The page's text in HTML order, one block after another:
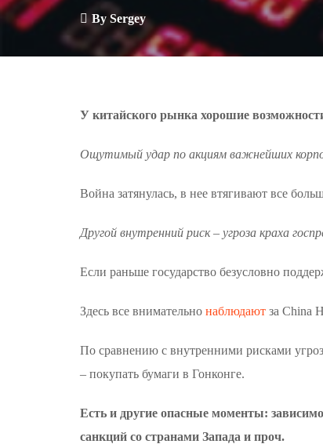
By Sergey
У китайского рынка хорошие
Ощутимый удар по акциям важнейших
Война затянулась, в нее втягивают все
Другой внутренний риск – угроза краха
Если раньше государство безусловно
Здесь все внимательно наблюдают за China
По сравнению с внутренними рисками
– покупать бумаги в Гонконге.
Есть и другие опасные моменты:
санкций со странами Запада и проч.